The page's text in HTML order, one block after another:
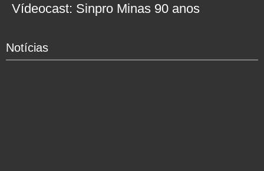
Vídeocast: Sinpro Minas 90 anos
Notícias